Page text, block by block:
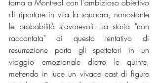
torna a Montreal con l'ambizioso obiettivo
di riportare in vita la squadra, nonostante
le probabilità sfavorevoli. La storia "non
raccontata" di questo tentativo di
resurrezione porta gli spettatori in un
viaggio emozionale dietro le quinte,
mettendo in luce un vivace cast di figure